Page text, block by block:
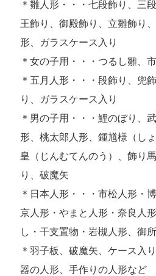
＊雛人形・・・七段飾り、三
王飾り、御殿飾り、立雛飾り
形、ガラスケース入り
＊女の子用・・・つるし雛、
＊五月人形・・・段飾り、兜
り、ガラスケース入り
＊男の子用・・・鯉のぼり、
形、桃太郎人形、鍾馗様（し
皇（じんむてんのう）、飾り
り、破魔矢
＊日本人形・・・市松人形・
京人形・やまと人形・奈良人
し・干支置物・岩槻人形、御
＊羽子板、破魔矢、ケース入
器の人形、手作りの人形など